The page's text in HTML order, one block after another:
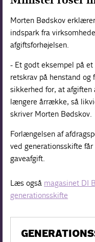
Morten Bødskov
indspark fra
afgiftsforhøjelsen.
- Et godt eksempel på
retskrav på henstand
sikkerhed for, at
længere årrække, så
skriver Morten Bødskov.
Forlængelsen af
ved generationsskifte
gaveafgift.
Læs også magasinet DI
generationsskifte